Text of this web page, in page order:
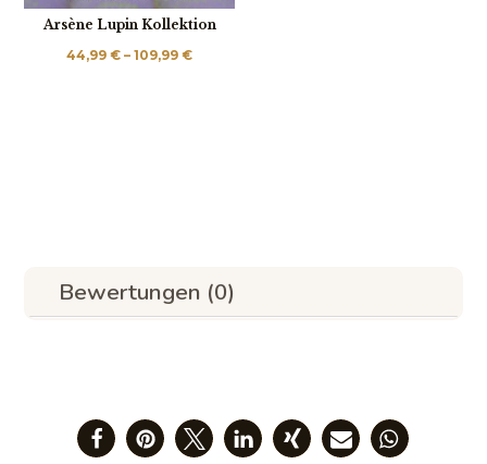
Arsène Lupin Kollektion
44,99€ –109,99€Preisspanne:
Bewertungen (0)